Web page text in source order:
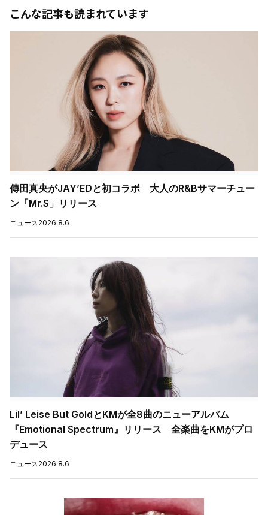
こんな記事も読まれています
傳田真央がJAY’EDと初コラボ 大人のR&Bサマーチュー
ン「Mr.S」リリース
ニュース2026.8.6
Lil’ Leise But GoldとKMが全8曲のニューアルバム
『Emotional Spectrum』リリース 全楽曲をKMがプロ
デュース
ニュース2026.8.6